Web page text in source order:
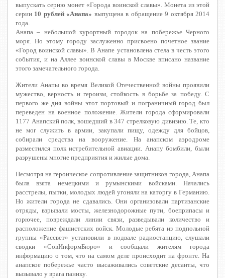
выпускать серию монет «Города воинской славы». Монета из этой
серии 10 рублей «Анапа» выпущена в обращение 9 октября 2014
года.
Анапа – небольшой курортный городок на побережье Черного
моря. Но этому городу заслуженно присвоено почетное звание
«Город воинской славы». В Анапе установлена стела в честь этого
события, и на Аллее воинской славы в Москве вписано название
этого замечательного города.
Жители Анапы во время Великой Отечественной войны проявили
мужество, верность и героизм, стойкость в борьбе за победу. С
первого же дня войны этот портовый и пограничный город был
переведен на военное положение. Жители города сформировали
1177 Анапский полк, вошедший в 347 стрелковую дивизию. Те, кто
не мог служить в армии, закупали пищу, одежду для бойцов,
собирали средства на вооружение. На анапском аэродроме
разместился полк истребительной авиации. Анапу бомбили, были
разрушены многие предприятия и жилые дома.
Несмотря на героическое сопротивление защитников города, Анапа
была взята немецкими и румынскими войсками. Начались
расстрелы, пытки, молодых людей угоняли на каторгу в Германию.
Но жители города не сдавались. Они организовали партизанские
отряды, взрывали мосты, железнодорожные пути, боеприпасы и
горючее, повреждали линии связи, разведывали количество и
расположение фашистских войск. Молодые ребята из подпольной
группы «Рассвет» установили в подвале радиостанцию, слушали
сводки «СовИнформБюро» и сообщали жителям города
информацию о том, что на самом деле происходит на фронте. На
анапское побережье часто высаживались советские десанты, что
вызывало у врага панику.